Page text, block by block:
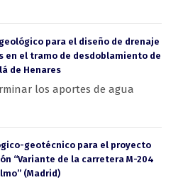
para el diseño de drenaje
en el tramo de desdoblamiento de
de Henares
los aportes de agua
geotécnico para el proyecto
“Variante de la carretera M-204
(Madrid)